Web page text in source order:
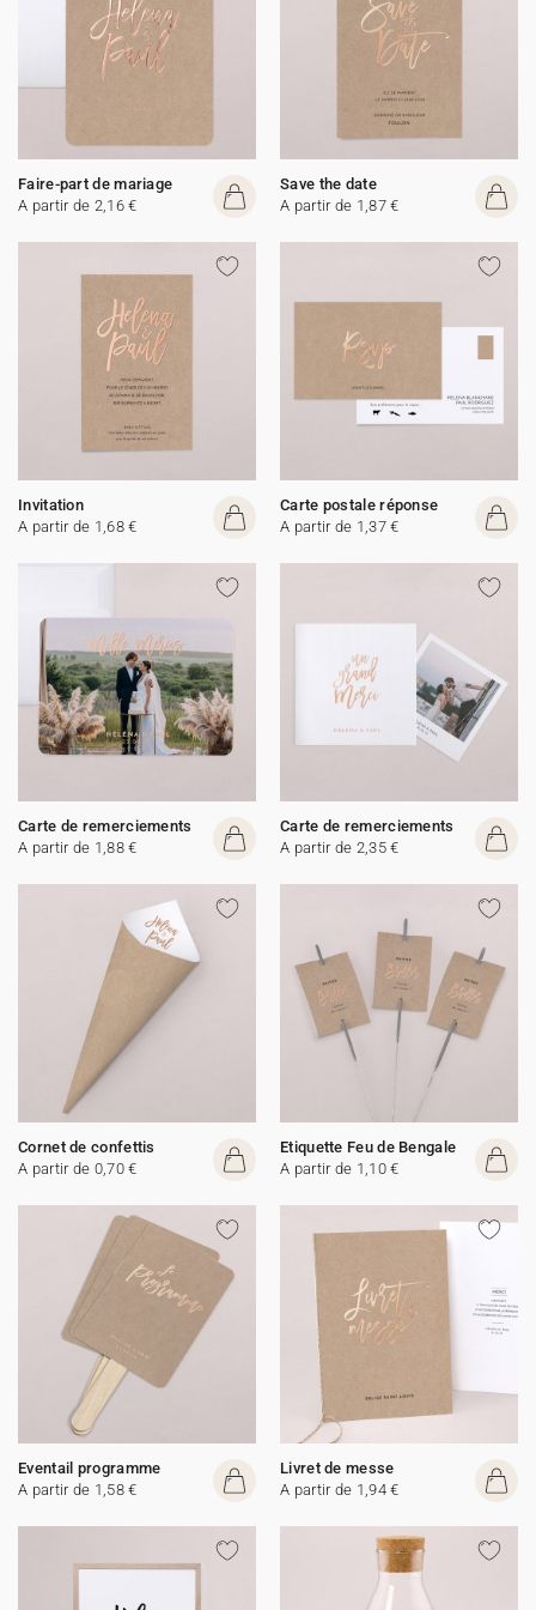
Faire-part de mariage
A partir de 2,16 €
Save the date
A partir de 1,87 €
Invitation
A partir de 1,68 €
Carte postale réponse
A partir de 1,37 €
Carte de remerciements
A partir de 1,88 €
Carte de remerciements
A partir de 2,35 €
Cornet de confettis
A partir de 0,70 €
Etiquette Feu de Bengale
A partir de 1,10 €
Eventail programme
A partir de 1,58 €
Livret de messe
A partir de 1,94 €